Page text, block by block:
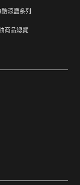
全衛生考量，除
不完整的商品瑕
涼鹽系列
商品總覽